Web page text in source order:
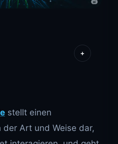
+
stellt einen
Art und Weise dar,